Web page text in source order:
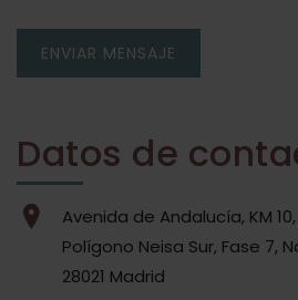
ENVIAR MENSAJE
Datos de
Avenida de Andalucía, KM
Polígono Neisa Sur, Fase 7,
28021 Madrid